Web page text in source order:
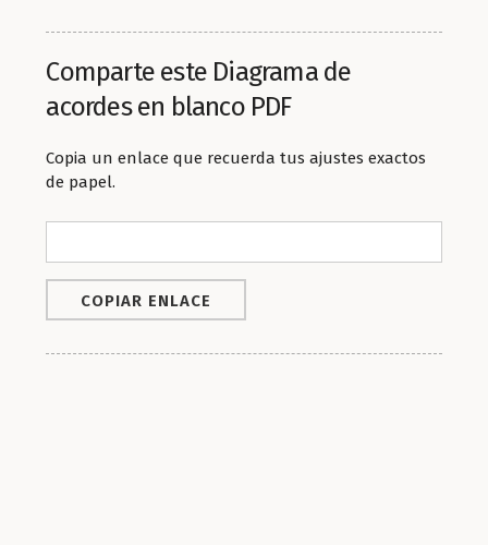
Comparte este Diagrama de
acordes en blanco PDF
Copia un enlace que recuerda tus ajustes exactos
de papel.
COPIAR ENLACE